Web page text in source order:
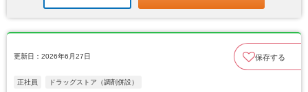
更新日：2026年6月27日 保存する
正社員 ドラッグストア（調剤併設）